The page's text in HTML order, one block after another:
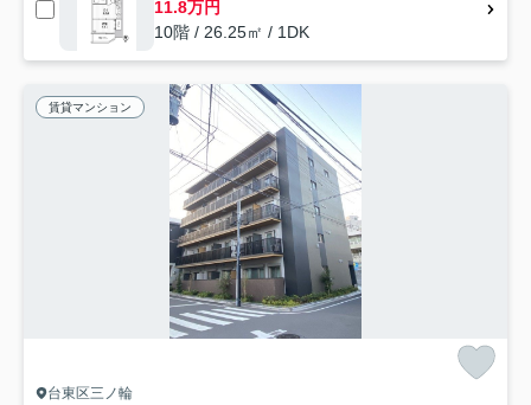
11.8万円
10階 / 26.25㎡ / 1DK
賃貸マンション
台東区三ノ輪